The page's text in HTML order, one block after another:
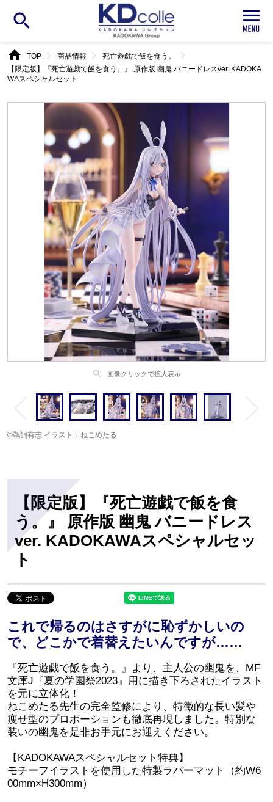
search
home TOPchevron_right 商品情報chevron_right 死亡遊戯で飯を食う。 chevron_right
【限定版】『死亡遊戯で飯を食う。』 原作版 幽鬼 バニードレスver. KADOKA
WAスペシャルセット
search 画像クリックで拡大表示
©鵜飼有志 イラスト：ねこめたる
【限定版】『死亡遊戯で飯を食
う。』 原作版 幽鬼 バニードレス
ver. KADOKAWAスペシャルセッ
ト
これで帰るのはさすがに恥ずかしいの
で、どこかで着替えたいんですが……
『死亡遊戯で飯を食う。』より、主人公の幽鬼を、MF
文庫J『夏の学園祭2023』用に描き下ろされたイラスト
を元に立体化！
ねこめたる先生の完全監修により、特徴的な長い髪や
瘦せ型のプロポーションも徹底再現しました。特別な
装いの幽鬼を是非お手元にお迎えください。
【KADOKAWAスペシャルセット特典】
モチーフイラストを使用した特製ラバーマット（約W6
00mm×H300mm）